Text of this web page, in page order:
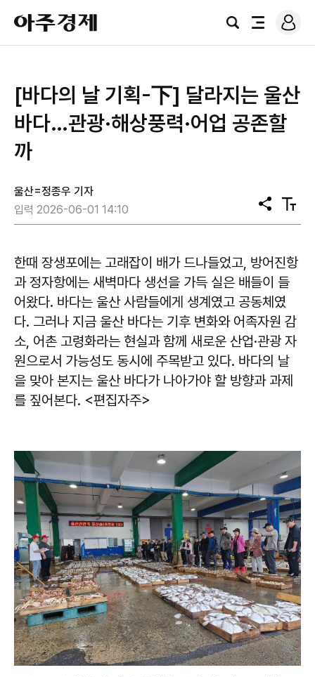
아
주
경
검
전
로
그
[바다의 날 기획-下] 달라지는 울산
바다…관광·해상풍력·어업 공존할
까
울산=정종우 기자
입력 2026-06-01 14:10
공
유
텍
스
기
한때 장생포에는 고래잡이 배가 드나들었고, 방어진항
과 정자항에는 새벽마다 생선을 가득 실은 배들이 들
어왔다. 바다는 울산 사람들에게 생계였고 공동체였
다. 그러나 지금 울산 바다는 기후 변화와 어족자원 감
소, 어촌 고령화라는 현실과 함께 새로운 산업·관광 자
원으로서 가능성도 동시에 주목받고 있다. 바다의 날
을 맞아 본지는 울산 바다가 나아가야 할 방향과 과제
를 짚어본다. <편집자주>